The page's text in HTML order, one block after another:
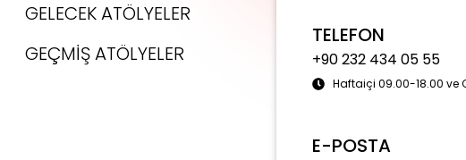
GELECEK ATÖLYELER
GEÇMİŞ ATÖLYELER
TELEFON
+90 232 434 05 55
Haftaiçi 09.00-18.00 ve
E-POSTA